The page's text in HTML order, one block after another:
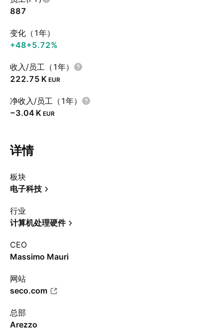
887
变化（1年）
+48+5.72%
收入/员工（1年）
‪222.75 K‬ EUR
净收入/员工（1年）
‪−3.04 K‬ EUR
详情
板块
电子科技
行业
计算机处理硬件
CEO
Massimo Mauri
网站
seco.com
总部
Arezzo